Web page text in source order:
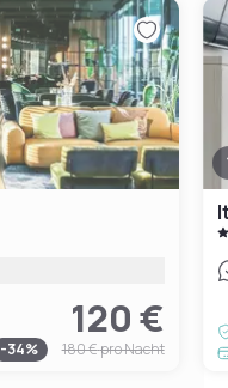
120 €
-34% 180 €pro Nacht